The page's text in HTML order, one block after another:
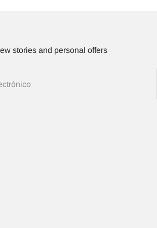
stories and personal offers